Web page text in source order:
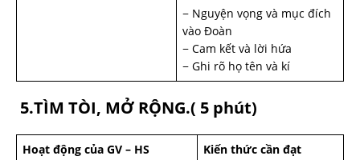
− Nguyện vọng và mục đích
vào Đoàn
− Cam kết và lời hứa
− Ghi rõ họ tên và kí
5.TÌM TÒI, MỞ RỘNG.( 5 phút)
Hoạt động của GV – HS
Kiến thức cần đạt